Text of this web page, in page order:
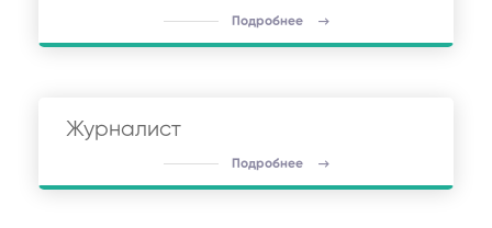
Подробнее
Журналист
Подробнее